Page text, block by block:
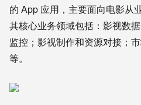
的 App 应用，主要面向电影从
其核心业务领域包括：影视数
监控；影视制作和资源对接；
等。